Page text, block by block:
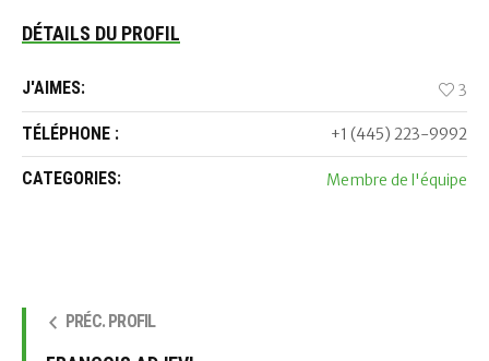
DÉTAILS DU PROFIL
J'AIMES: 3
TÉLÉPHONE : +1 (445) 223-9992
CATEGORIES: Membre de l'équipe
PRÉC. PROFIL